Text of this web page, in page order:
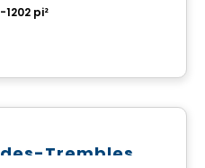
1202 pi²
Condo/Appartement
Trembles